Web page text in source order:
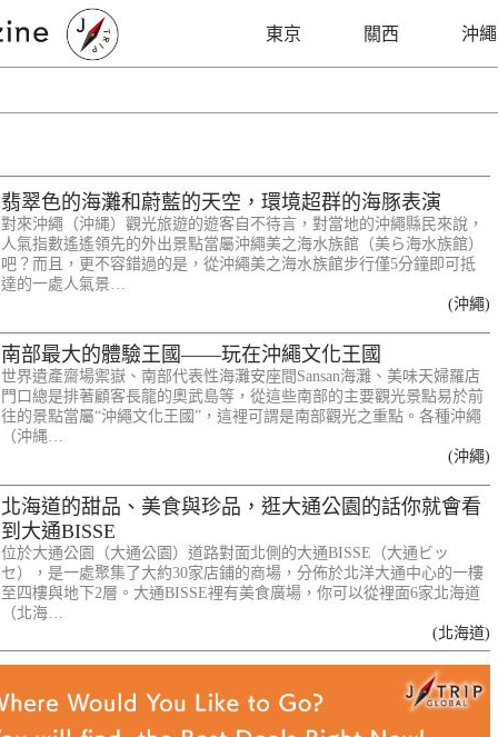
東京 關西 沖繩
翡翠色的海灘和蔚藍的天空，環境超群的海豚表演
對來沖繩（沖縄）觀光旅遊的遊客自不待言，對當地的沖繩縣民來說，
人氣指數遙遙領先的外出景點當屬沖繩美之海水族館（美ら海水族館）
吧？而且，更不容錯過的是，從沖繩美之海水族館步行僅5分鐘即可抵
達的一處人氣景…
(沖繩)
南部最大的體驗王國——玩在沖繩文化王國
世界遺產齋場禦嶽、南部代表性海灘安座間Sansan海灘、美味天婦羅店
門口總是排著顧客長龍的奧武島等，從這些南部的主要觀光景點易於前
往的景點當屬“沖繩文化王國”，這裡可謂是南部觀光之重點。各種沖繩
（沖縄…
(沖繩)
北海道的甜品、美食與珍品，逛大通公園的話你就會看
到大通BISSE
位於大通公園（大通公園）道路對面北側的大通BISSE（大通ビッ
セ），是一處聚集了大約30家店鋪的商場，分佈於北洋大通中心的一樓
至四樓與地下2層。大通BISSE裡有美食廣場，你可以從裡面6家北海道
（北海…
(北海道)